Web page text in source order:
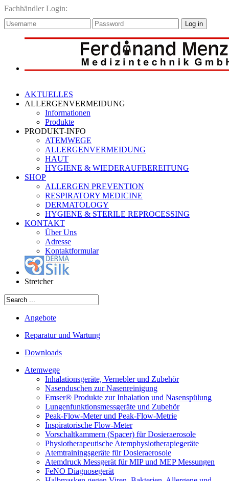
Fachhändler Login:
Log in
AKTUELLES
ALLERGENVERMEIDUNG
Informationen
Produkte
PRODUKT-INFO
ATEMWEGE
ALLERGENVERMEIDUNG
HAUT
HYGIENE & WIEDERAUFBEREITUNG
SHOP
ALLERGEN PREVENTION
RESPIRATORY MEDICINE
DERMATOLOGY
HYGIENE & STERILE REPROCESSING
KONTAKT
Über Uns
Adresse
Kontaktformular
Stretcher
Angebote
Reparatur und Wartung
Downloads
Atemwege
Inhalationsgeräte, Vernebler und Zubehör
Nasenduschen zur Nasenreinigung
Emser® Produkte zur Inhalation und Nasenspülung
Lungenfunktionsmessgeräte und Zubehör
Peak-Flow-Meter und Peak-Flow-Metrie
Inspiratorische Flow-Meter
Vorschaltkammern (Spacer) für Dosieraerosole
Physiotherapeutische Atemphysiotherapiegeräte
Atemtrainingsgeräte für Dosieraerosole
Atemdruck Messgerät für MIP und MEP Messungen
FeNO Diagnosegerät